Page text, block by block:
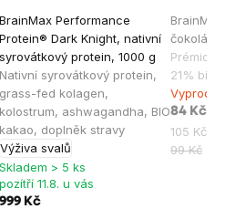
BrainMax Performance
Protein® Dark Knight, nativní
syrovátkový protein, 1000 g
Nativní syrovátkový protein,
grass-fed kolagen,
kolostrum, ashwagandha, BIO
kakao, doplněk stravy
Výživa svalů
hodnocení
produktu
je
4,9
z
5
hvězdiček.
Skladem > 5 ks
pozítří 11.8. u vás
999 Kč
BrainMax
čokoláda,
Prémiová
21%
produktu
je
0,0
z
5
Vyprodáno
84 Kč
Měrná
cena:
105 Kč /
99 Kč